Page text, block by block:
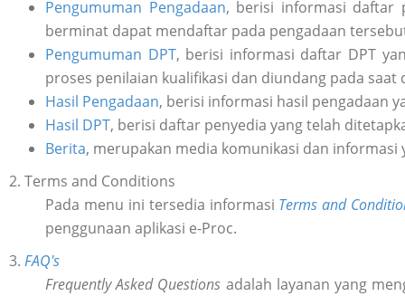
Pengumuman Pengadaan, berisi informasi daftar
berminat dapat mendaftar pada pengadaan
Pengumuman DPT, berisi informasi daftar DPT
proses penilaian kualifikasi dan diundang pada
Hasil Pengadaan, berisi informasi hasil pengadaan
Hasil DPT, berisi daftar penyedia yang telah
Berita, merupakan media komunikasi dan
2. Terms and Conditions
Pada menu ini tersedia informasi Terms and
penggunaan aplikasi e-Proc.
3. FAQ's
Frequently Asked Questions adalah layanan yang